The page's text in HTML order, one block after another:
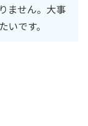
ません。大事
です。